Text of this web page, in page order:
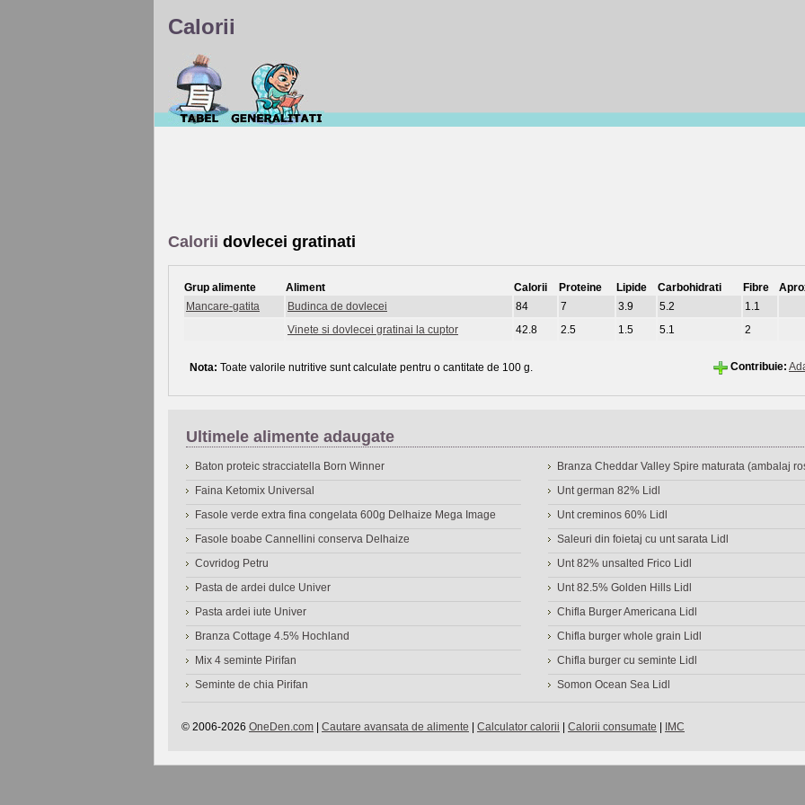
Calorii
Calorii dovlecei gratinati
Grup alimente Aliment Calorii Proteine Lipide Carbohidrati Fibre
Mancare-gatita
Budinca de dovlecei 84 7 3.9 5.2 1.1
Vinete si dovlecei gratinai la cuptor 42.8 2.5 1.5 5.1 2
Nota: Toate valorile nutritive sunt calculate pentru o cantitate de 100 g. Contribuie:
Ultimele alimente adaugate
Baton proteic stracciatella Born Winner
Faina Ketomix Universal
Fasole verde extra fina congelata 600g Delhaize Mega Image
Fasole boabe Cannellini conserva Delhaize
Covridog Petru
Pasta de ardei dulce Univer
Pasta ardei iute Univer
Branza Cottage 4.5% Hochland
Mix 4 seminte Pirifan
Seminte de chia Pirifan
Branza Cheddar Valley Spire maturata (ambalaj
Unt german 82% Lidl
Unt creminos 60% Lidl
Saleuri din foietaj cu unt sarata Lidl
Unt 82% unsalted Frico Lidl
Unt 82.5% Golden Hills Lidl
Chifla Burger Americana Lidl
Chifla burger whole grain Lidl
Chifla burger cu seminte Lidl
Somon Ocean Sea Lidl
© 2006-2026 OneDen.com Cautare avansata de alimente Calculator calorii Calorii consumate IMC